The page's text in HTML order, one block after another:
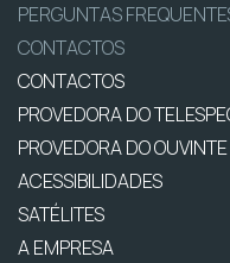
PERGUNTAS
CONTACTOS
CONTACTOS
PROVEDORA DO
PROVEDORA DO OUVINTE
ACESSIBILIDADES
SATÉLITES
A EMPRESA